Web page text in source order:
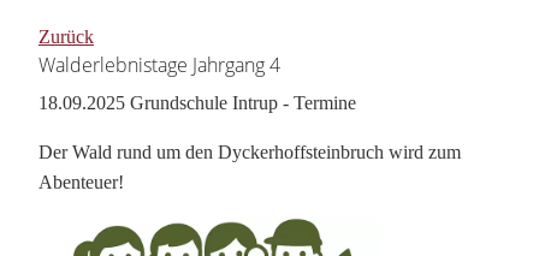
Zurück
Walderlebnistage Jahrgang 4
18.09.2025 Grundschule Intrup - Termine
Der Wald rund um den Dyckerhoffsteinbruch wird zum
Abenteuer!